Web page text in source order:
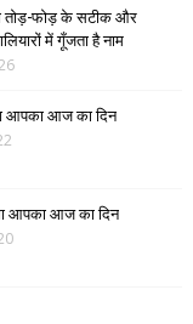
तोड़-फोड़ के सटीक और
में गूँजता है नाम
आपका आज का दिन
आपका आज का दिन